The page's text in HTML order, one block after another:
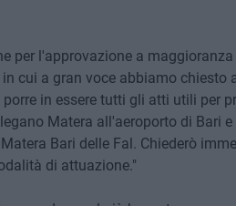
per l'approvazione a
cui a gran voce abbiamo chiesto
in essere tutti gli atti utili per
Matera all'aeroporto di Bari
Bari delle Fal. Chiederò
di attuazione."